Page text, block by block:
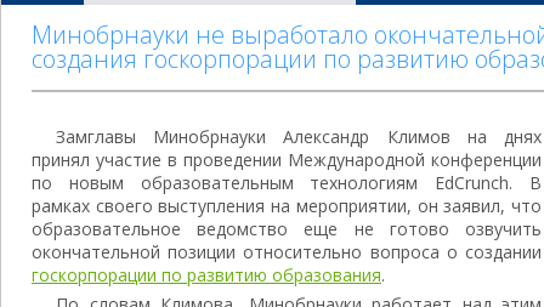
Минобрнауки не выработало
создания госкорпорации по развитию
Замглавы Минобрнауки Александр Климов на днях
принял участие в проведении Международной конференции
по новым образовательным технологиям EdCrunch. В
рамках своего выступления на мероприятии, он заявил, что
образовательное ведомство еще не готово озвучить
окончательной позиции относительно вопроса о создании
госкорпорации по развитию образования.